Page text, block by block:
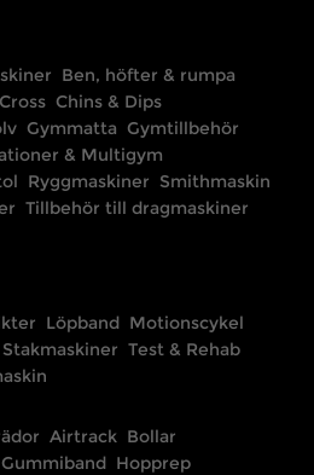
Ben, höfter & rumpa
Chins & Dips
Gymmatta Gymtillbehör
& Multigym
Ryggmaskiner Smithmaskin
Tillbehör till dragmaskiner
Löpband Motionscykel
Test & Rehab
Airtrack Bollar
Gummiband Hopprep